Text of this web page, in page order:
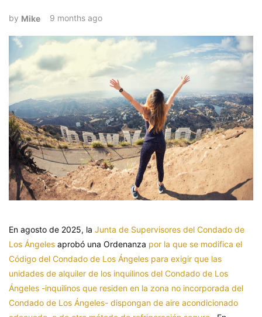
Mike 9 months ago
En agosto de 2025, la Junta de Supervisores del Condado de
Los Ángeles aprobó una Ordenanza por la que se modifica el
Código del Condado de Los Ángeles para exigir que las
unidades de alquiler de los inquilinos del Condado de Los
Ángeles -inquilinos que residen en la zona no incorporada del
Condado de Los Ángeles- dispongan de aire acondicionado